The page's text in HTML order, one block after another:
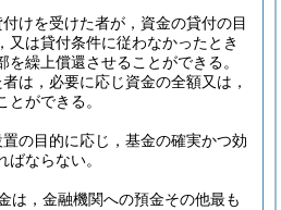
けを受けた者が，資金の貸付の目
又は貸付条件に従わなかったとき
を繰上償還させることができる。
は，必要に応じ資金の全額又は，
ができる。
の目的に応じ，基金の確実かつ効
ならない。
は，金融機関への預金その他最も